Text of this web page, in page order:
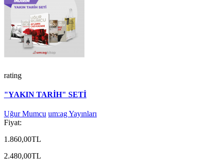
rating
"YAKIN TARİH" SETİ
Uğur Mumcu um:ag Yayınları
Fiyat:
1.860,00TL
2.480,00TL